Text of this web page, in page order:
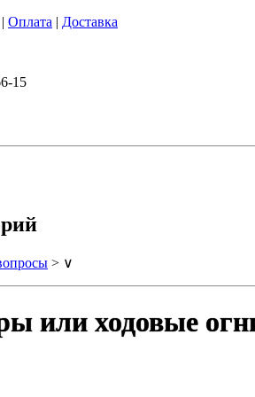
| Оплата | Доставка
15
> ∨
или ходовые